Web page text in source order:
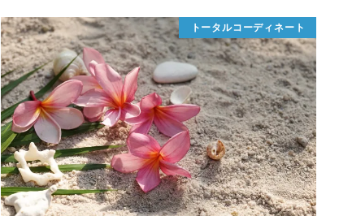
トータルコーディネート